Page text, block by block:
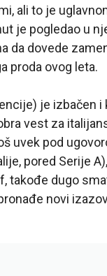
ali to je
je pogledao u
da dovede
proda ovog leta.
je izbačen
vest za
uvek pod
pored Serije
takođe dugo
novi